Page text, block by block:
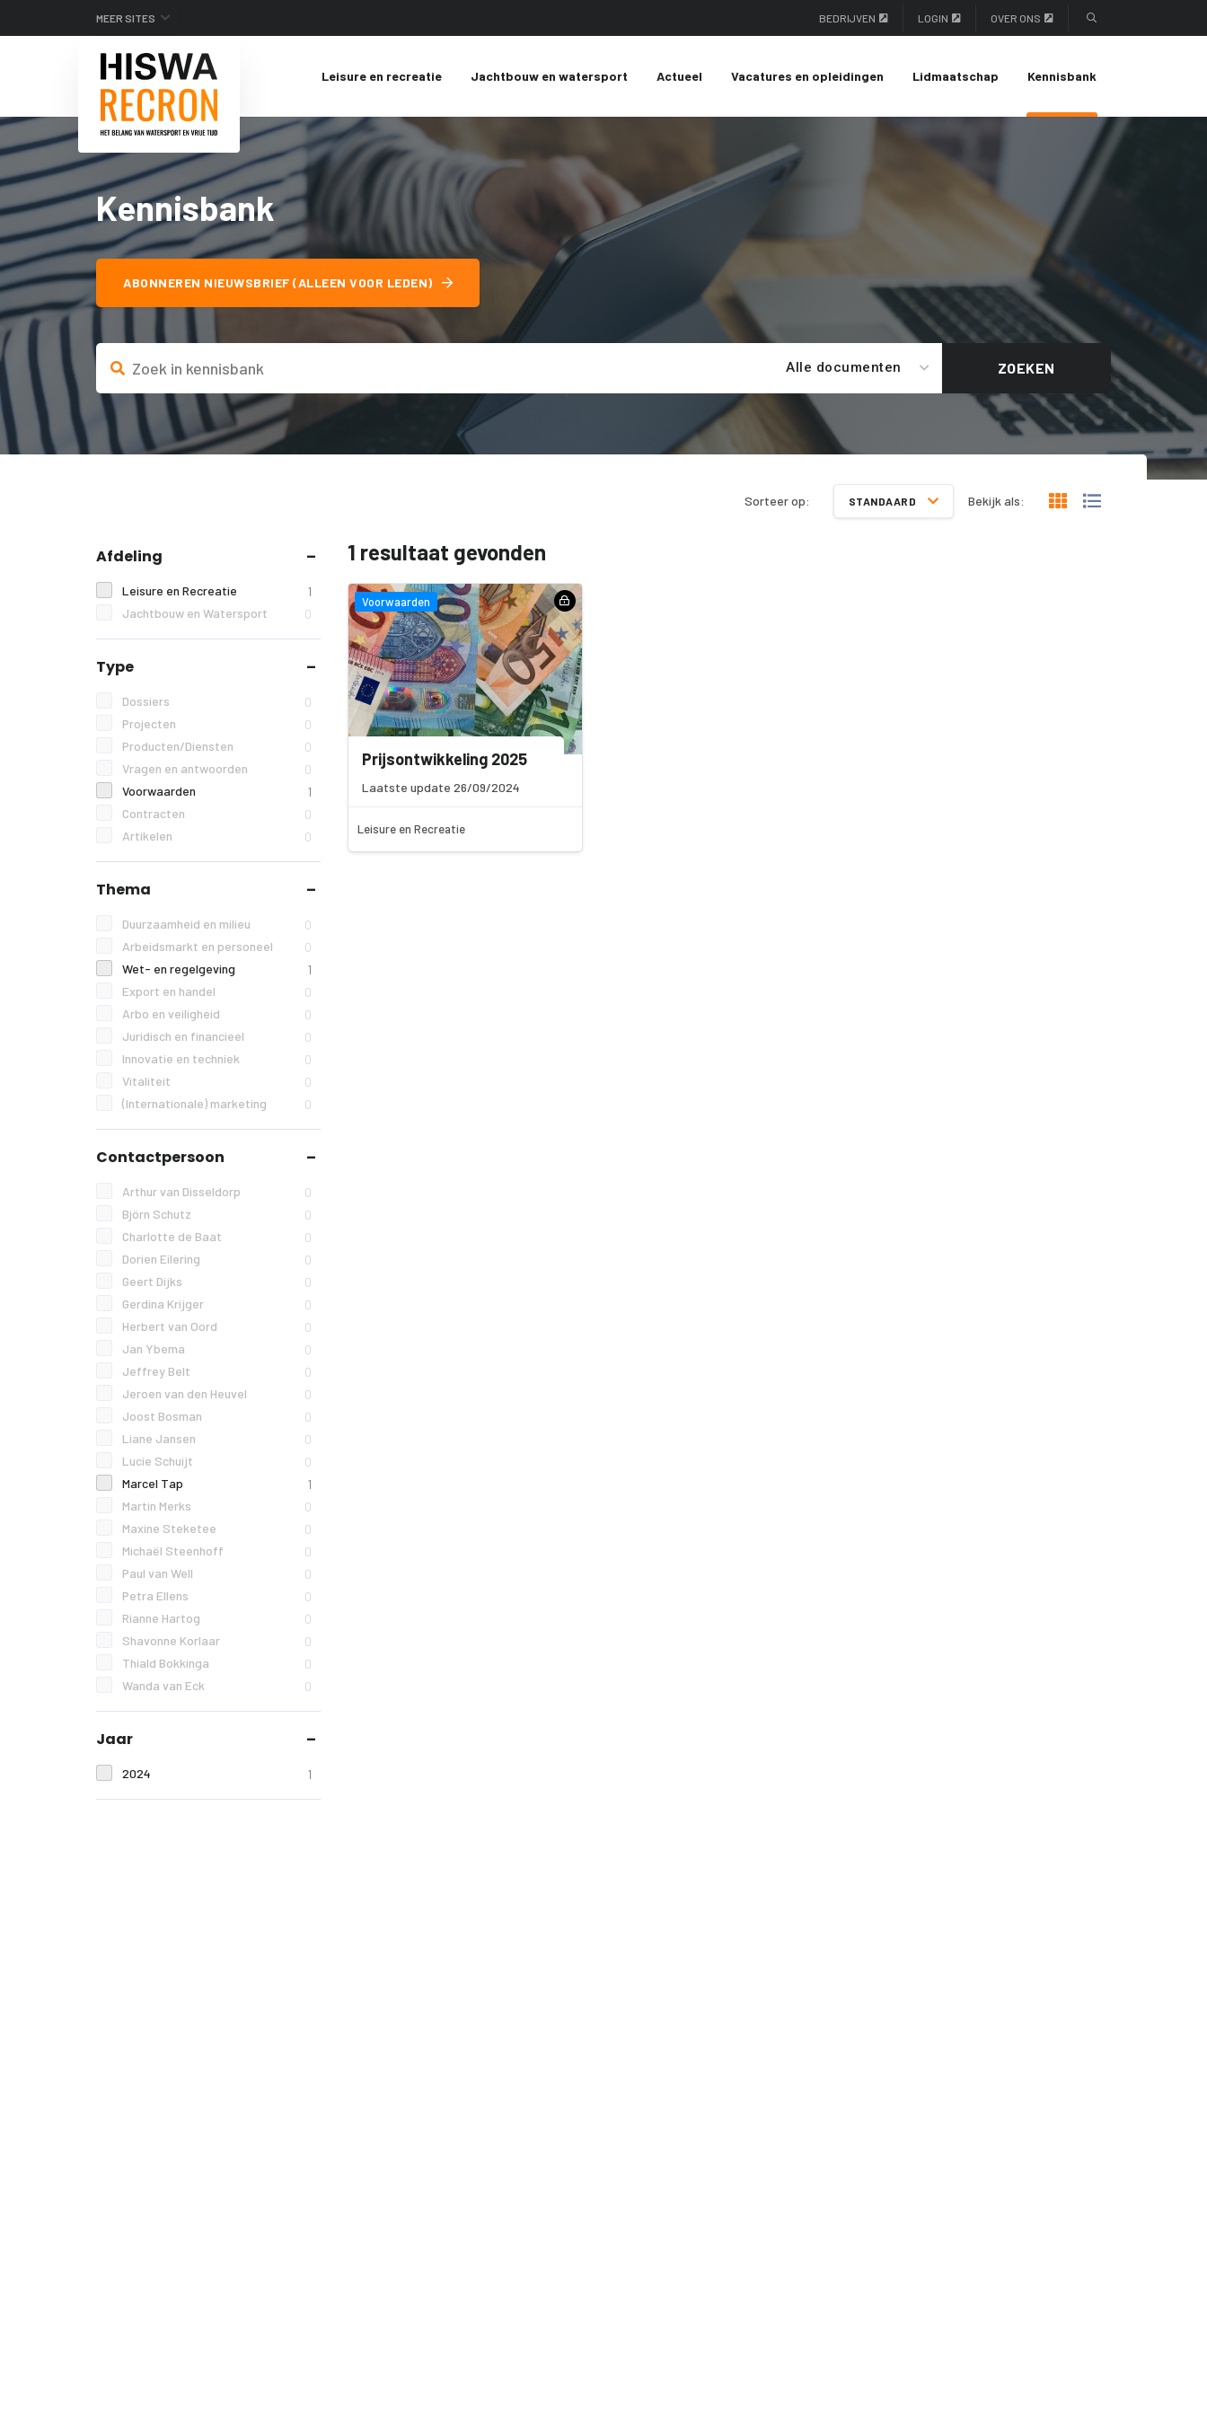
MEER SITES BEDRIJVEN LOGIN OVER ONS
Leisure en recreatie Jachtbouw en watersport Actueel Vacatures en opleidingen Lidmaatschap Kennisbank
Kennisbank
ABONNEREN NIEUWSBRIEF (ALLEEN VOOR LEDEN)
Alle documenten ZOEKEN
Sorteer op: STANDAARD Bekijk als:
Afdeling
Leisure en Recreatie 1
Jachtbouw en Watersport 0
Type
Dossiers 0
Projecten 0
Producten/Diensten 0
Vragen en antwoorden 0
Voorwaarden 1
Contracten 0
Artikelen 0
Thema
Duurzaamheid en milieu 0
Arbeidsmarkt en personeel 0
Wet- en regelgeving 1
Export en handel 0
Arbo en veiligheid 0
Juridisch en financieel 0
Innovatie en techniek 0
Vitaliteit 0
(Internationale) marketing 0
Contactpersoon
Arthur van Disseldorp 0
Björn Schutz 0
Charlotte de Baat 0
Dorien Eilering 0
Geert Dijks 0
Gerdina Krijger 0
Herbert van Oord 0
Jan Ybema 0
Jeffrey Belt 0
Jeroen van den Heuvel 0
Joost Bosman 0
Liane Jansen 0
Lucie Schuijt 0
Marcel Tap 1
Martin Merks 0
Maxine Steketee 0
Michaël Steenhoff 0
Paul van Well 0
Petra Ellens 0
Rianne Hartog 0
Shavonne Korlaar 0
Thiald Bokkinga 0
Wanda van Eck 0
Jaar
2024 1
1 resultaat gevonden
Voorwaarden
Prijsontwikkeling 2025
Laatste update 26/09/2024
Leisure en Recreatie